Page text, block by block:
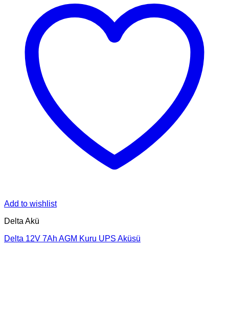
Add to wishlist
Delta Akü
Delta 12V 7Ah AGM Kuru UPS Aküsü